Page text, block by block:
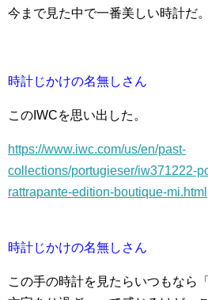
今まで見た中で一番美しい時計だ。
時計じかけの名無しさん
このIWCを思い出した。
https://www.iwc.com/us/en/past-
collections/portugieser/iw371222-
rattrapante-edition-boutique-mi.html
時計じかけの名無しさん
この手の時計を見たらいつもなら